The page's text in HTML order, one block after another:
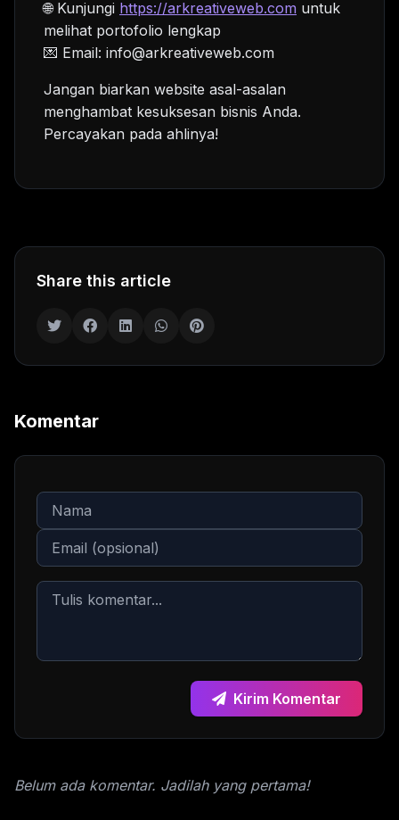
🌐 Kunjungi https://arkreativeweb.com untuk
melihat portofolio lengkap
💌 Email: info@arkreativeweb.com
Jangan biarkan website asal-asalan
menghambat kesuksesan bisnis Anda.
Percayakan pada ahlinya!
Share this article
Komentar
Kirim Komentar
Belum ada komentar. Jadilah yang pertama!